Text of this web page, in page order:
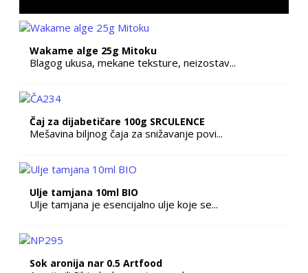
Wakame alge 25g Mitoku
Blagog ukusa, mekane teksture, neizostav...
Čaj za dijabetičare 100g SRCULENCE
Mešavina biljnog čaja za snižavanje povi...
Ulje tamjana 10ml BIO
Ulje tamjana je esencijalno ulje koje se...
Sok aronija nar 0.5 Artfood